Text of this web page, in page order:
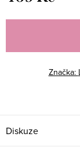
cena:
Značka:
Diskuze